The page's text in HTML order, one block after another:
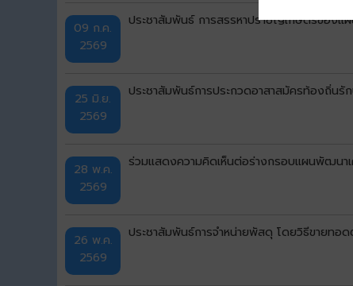
09 ก.ค.
2569
ประชาสัมพันธ์ การสรรหาปราชญ์เกษตรของแ
25 มิ.ย.
2569
ประชาสัมพันธ์การประกวดอาสาสมัครท้องถิ่น
28 พ.ค.
2569
ร่วมแสดงความคิดเห็นต่อร่างกรอบแผนพัฒนา
26 พ.ค.
2569
ประชาสัมพันธ์การจำหน่ายพัสดุ โดยวิธีขายทอ